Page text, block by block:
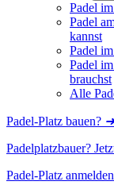
Padel
Padel
kannst
Padel
Padel
brauchst
Alle
Padel-Platz bauen?
Padelplatzbauer?
Padel-Platz anmelden